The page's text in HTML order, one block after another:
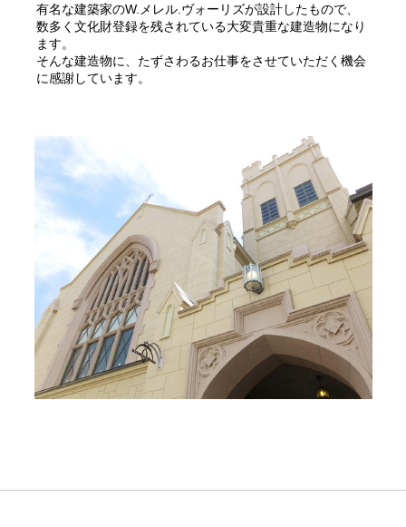
有名な建築家のW.メレル.ヴォーリズが設計したもので、
数多く文化財登録を残されている大変貴重な建造物になり
ます。
そんな建造物に、たずさわるお仕事をさせていただく機会
に感謝しています。